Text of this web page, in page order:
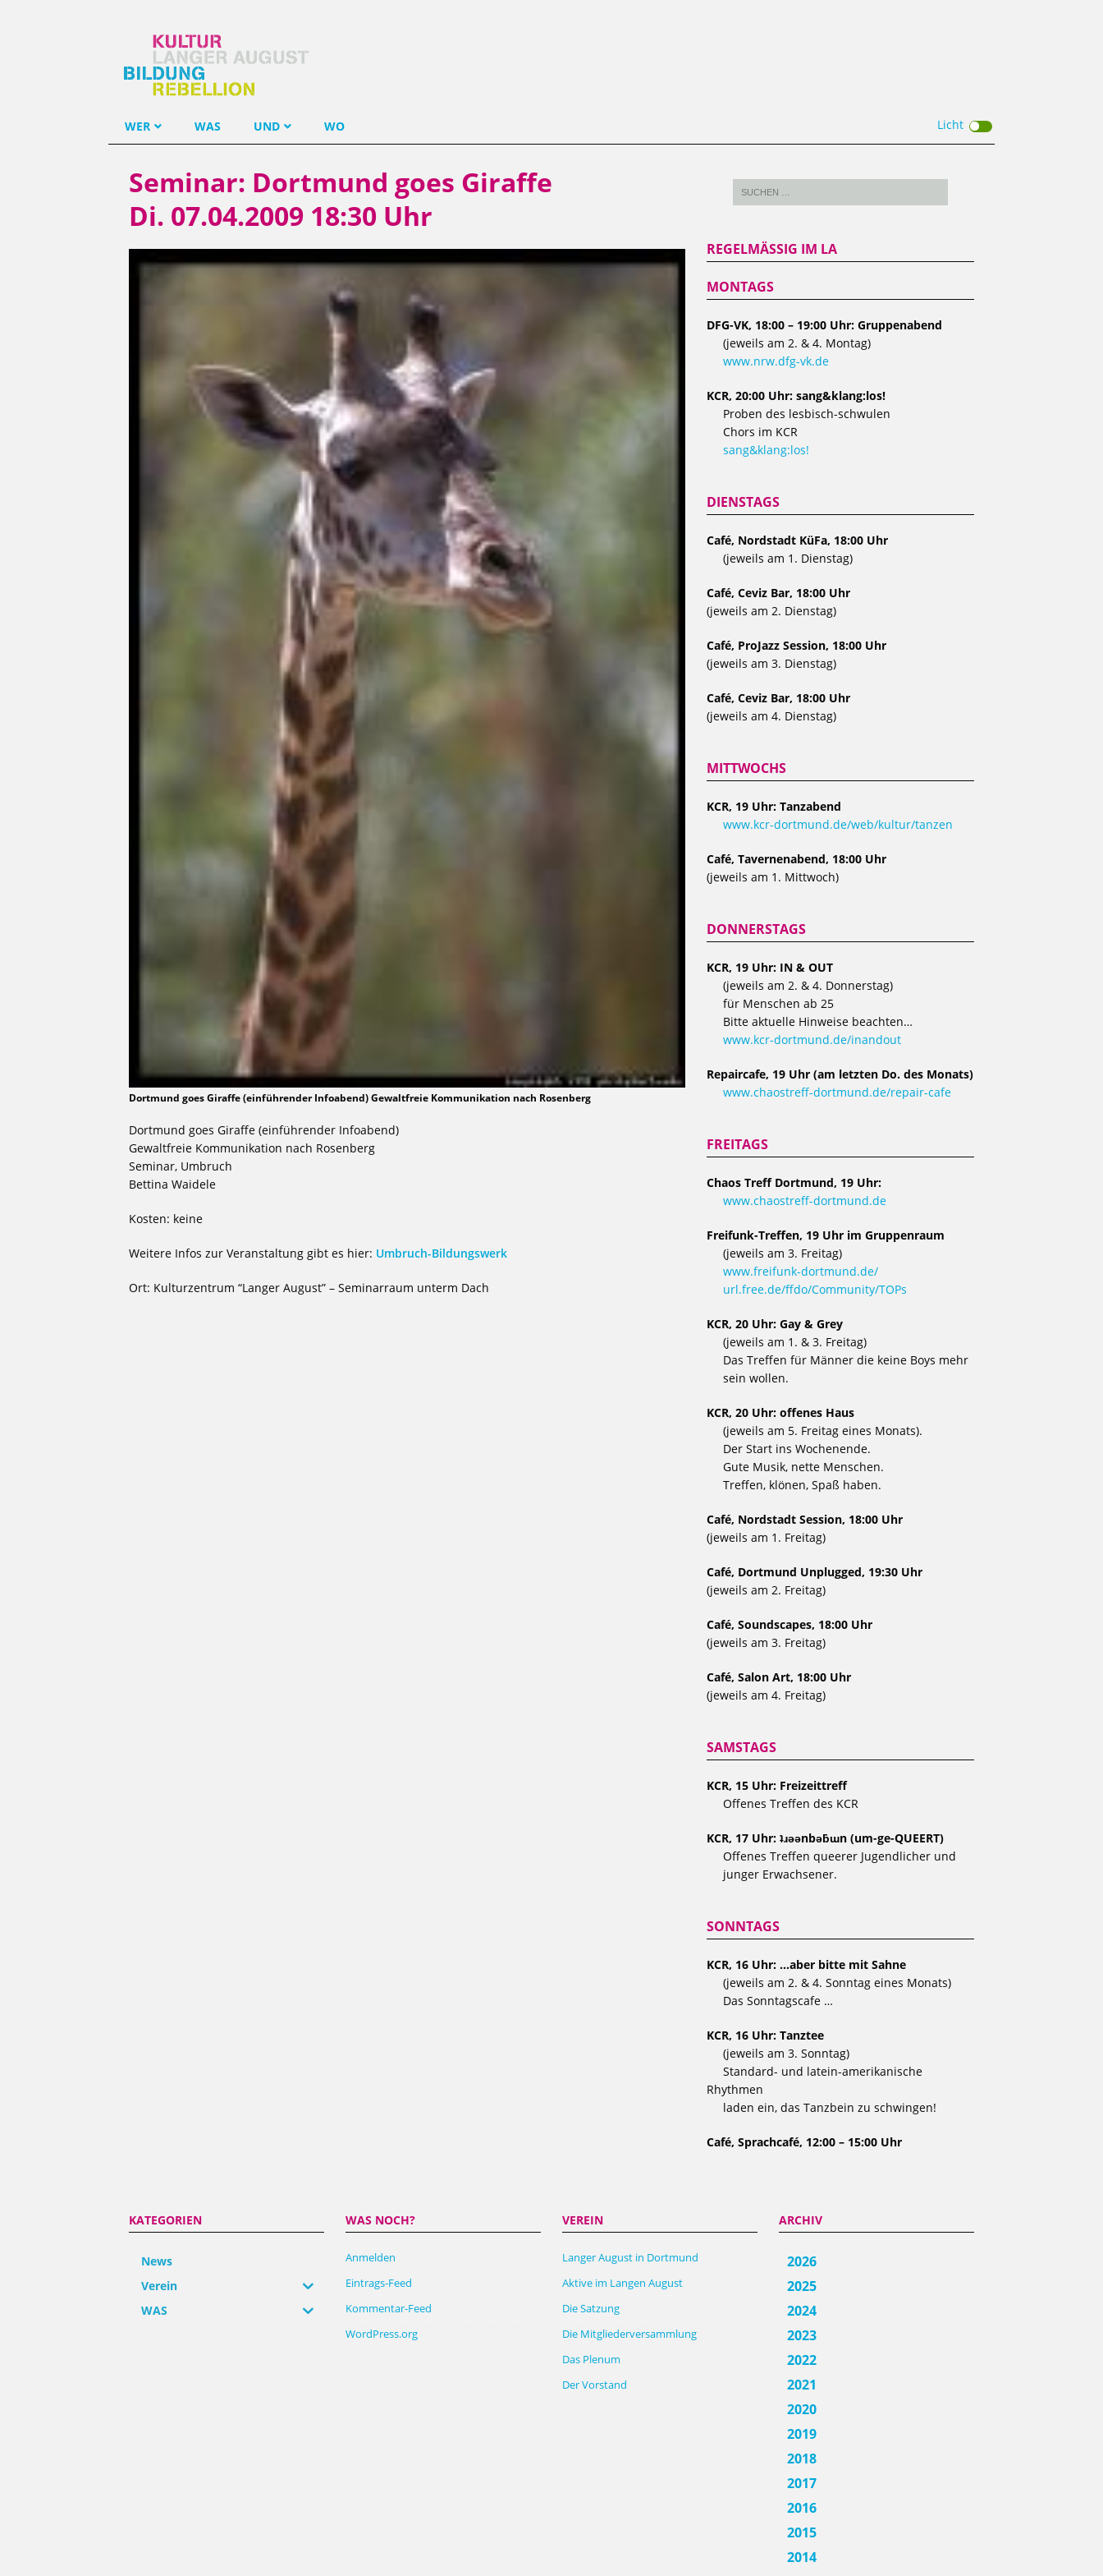
WER WAS UND WO Licht
Seminar: Dortmund goes Giraffe
Di. 07.04.2009 18:30 Uhr
Dortmund goes Giraffe (einführender Infoabend) Gewaltfreie Kommunikation nach Rosenberg
Dortmund goes Giraffe (einführender Infoabend)
Gewaltfreie Kommunikation nach Rosenberg
Seminar, Umbruch
Bettina Waidele
Kosten: keine
Weitere Infos zur Veranstaltung gibt es hier: Umbruch-Bildungswerk
Ort: Kulturzentrum “Langer August” – Seminarraum unterm Dach
REGELMÄSSIG IM LA
MONTAGS
DFG-VK, 18:00 – 19:00 Uhr: Gruppenabend
(jeweils am 2. & 4. Montag)
www.nrw.dfg-vk.de
KCR, 20:00 Uhr: sang&klang:los!
Proben des lesbisch-schwulen
Chors im KCR
sang&klang:los!
DIENSTAGS
Café, Nordstadt KüFa, 18:00 Uhr
(jeweils am 1. Dienstag)
Café, Ceviz Bar, 18:00 Uhr
(jeweils am 2. Dienstag)
Café, ProJazz Session, 18:00 Uhr
(jeweils am 3. Dienstag)
Café, Ceviz Bar, 18:00 Uhr
(jeweils am 4. Dienstag)
MITTWOCHS
KCR, 19 Uhr: Tanzabend
www.kcr-dortmund.de/web/kultur/tanzen
Café, Tavernenabend, 18:00 Uhr
(jeweils am 1. Mittwoch)
DONNERSTAGS
KCR, 19 Uhr: IN & OUT
(jeweils am 2. & 4. Donnerstag)
für Menschen ab 25
Bitte aktuelle Hinweise beachten…
www.kcr-dortmund.de/inandout
Repaircafe, 19 Uhr (am letzten Do. des Monats)
www.chaostreff-dortmund.de/repair-cafe
FREITAGS
Chaos Treff Dortmund, 19 Uhr:
www.chaostreff-dortmund.de
Freifunk-Treffen, 19 Uhr im Gruppenraum
(jeweils am 3. Freitag)
www.freifunk-dortmund.de/
url.free.de/ffdo/Community/TOPs
KCR, 20 Uhr: Gay & Grey
(jeweils am 1. & 3. Freitag)
Das Treffen für Männer die keine Boys mehr
sein wollen.
KCR, 20 Uhr: offenes Haus
(jeweils am 5. Freitag eines Monats).
Der Start ins Wochenende.
Gute Musik, nette Menschen.
Treffen, klönen, Spaß haben.
Café, Nordstadt Session, 18:00 Uhr
(jeweils am 1. Freitag)
Café, Dortmund Unplugged, 19:30 Uhr
(jeweils am 2. Freitag)
Café, Soundscapes, 18:00 Uhr
(jeweils am 3. Freitag)
Café, Salon Art, 18:00 Uhr
(jeweils am 4. Freitag)
SAMSTAGS
KCR, 15 Uhr: Freizeittreff
Offenes Treffen des KCR
KCR, 17 Uhr: ʇɹǝǝnbǝƃɯn (um-ge-QUEERT)
Offenes Treffen queerer Jugendlicher und
junger Erwachsener.
SONNTAGS
KCR, 16 Uhr: …aber bitte mit Sahne
(jeweils am 2. & 4. Sonntag eines Monats)
Das Sonntagscafe …
KCR, 16 Uhr: Tanztee
(jeweils am 3. Sonntag)
Standard- und latein-amerikanische
Rhythmen
laden ein, das Tanzbein zu schwingen!
Café, Sprachcafé, 12:00 – 15:00 Uhr
KATEGORIEN
News
Verein
WAS
WAS NOCH?
Anmelden
Eintrags-Feed
Kommentar-Feed
WordPress.org
VEREIN
Langer August in Dortmund
Aktive im Langen August
Die Satzung
Die Mitgliederversammlung
Das Plenum
Der Vorstand
ARCHIV
2026
2025
2024
2023
2022
2021
2020
2019
2018
2017
2016
2015
2014